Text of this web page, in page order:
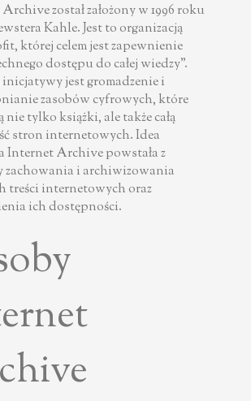
został założony w 1996 roku
Kahle. Jest to organizacją
której celem jest zapewnienie
dostępu do całej wiedzy”.
jest gromadzenie i
zasobów cyfrowych, które
nie tylko książki, ale także całą
stron internetowych. Idea
Internet Archive powstała z
zachowania i archiwizowania
treści internetowych oraz
ich dostępności.